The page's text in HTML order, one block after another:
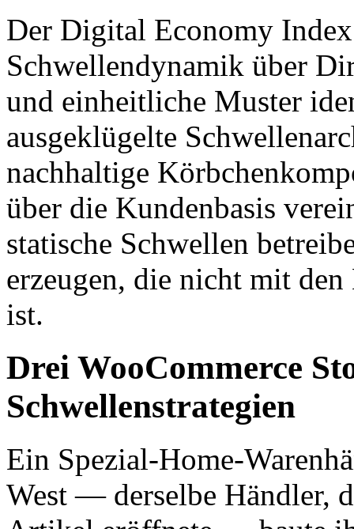
Der Digital Economy
Schwellendynamik über
und einheitliche Muster
ausgeklügelte
nachhaltige
über die Kundenbasis
statische Schwellen
erzeugen, die nicht mit
ist.
Drei WooCommerce
Schwellenstrategien
Ein Spezial-Home-
West — derselbe Händler,